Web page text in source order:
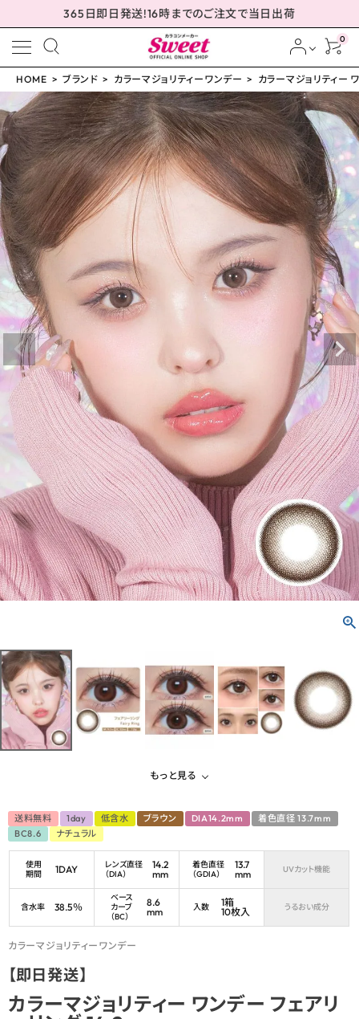
365日即日発送!16時までのご注文で当日出荷
0
meeting_room ログイン person 会員登録
カラーマジョリティー ワ
ンデー フェアリーリング
14.2mm
¥999(税込)
配送方法について
発送について
お支払い方法について
お買い物ガイド
お問い合わせ
よくあるご質問
HOME ブランド カラーマジョリティーワンデー カラーマジョリティー
もっと見る
送料無料 1day 低含水 ブラウン DIA14.2mm
着色直径 13.7mm
BC8.6
ナチュラル
使用
期間
1DAY
レンズ直径
（DIA）
14.2
mm
着色直径
（GDIA）
13.7
mm
UVカット機能
含水率 38.5％
ベース
カーブ
（BC）
8.6
mm
入数
1箱
10枚入
うるおい成分
カラーマジョリティーワンデー
【即日発送】
カラーマジョリティー ワンデー フェアリ